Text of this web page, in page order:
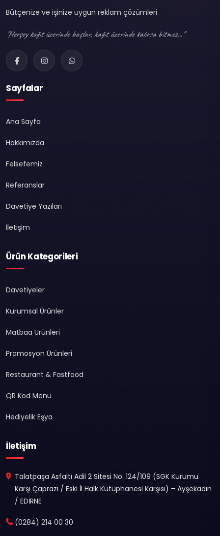
Bütçenize ve işinize uygun reklam çözümleri
"Herşey kağıt üzerinde başlar, kağıt üzerinde kalırsa bitmez..."
Sayfalar
Ana Sayfa
Hakkımızda
Felsefemiz
Referanslar
Davetiye Yazıları
İletişim
Ürün Kategorileri
Davetiyeler
Kurumsal Ürünler
Matbaa Ürünleri
Promosyon Ürünleri
Restaurant & Fastfood
QR Kod Menü
Hediyelik Eşya
İletişim
Talatpaşa Asfaltı Adil 2 Sitesi No: 124/109 (SGK Kurumu
Karşı Çaprazı / Eski İl Halk Kütüphanesi Karşısı) – Ayşekadın
/ EDİRNE
(0284) 214 00 30